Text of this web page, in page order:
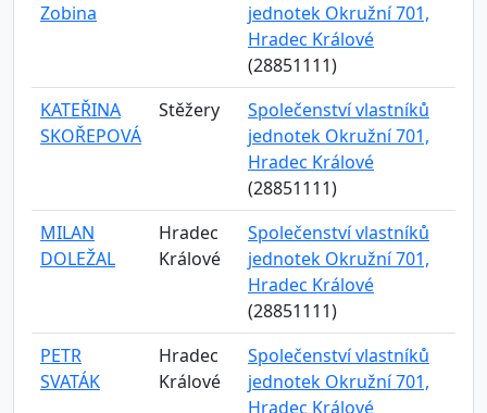
Zobina
jednotek Okružní 701,
Hradec Králové
(28851111)
KATEŘINA
SKOŘEPOVÁ
Stěžery
Společenství vlastníků
jednotek Okružní 701,
Hradec Králové
(28851111)
MILAN
DOLEŽAL
Hradec
Králové
Společenství vlastníků
jednotek Okružní 701,
Hradec Králové
(28851111)
PETR
SVATÁK
Hradec
Králové
Společenství vlastníků
jednotek Okružní 701,
Hradec Králové